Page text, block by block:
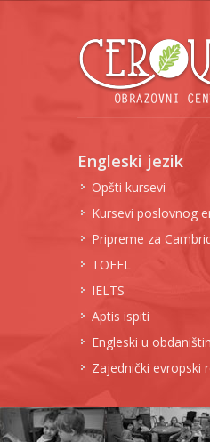
Engleski jezik
Opšti kursevi
Kursevi poslovnog
Pripreme za
TOEFL
IELTS
Aptis ispiti
Engleski u
Zajednički evropski